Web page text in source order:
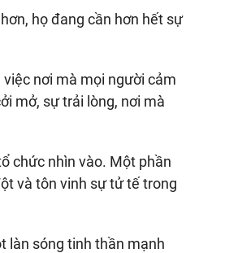
họ đang cần hơn hết sự
nơi mà mọi người cảm
mở, sự trải lòng, nơi mà
chức nhìn vào. Một phần
và tôn vinh sự tử tế trong
làn sóng tinh thần mạnh